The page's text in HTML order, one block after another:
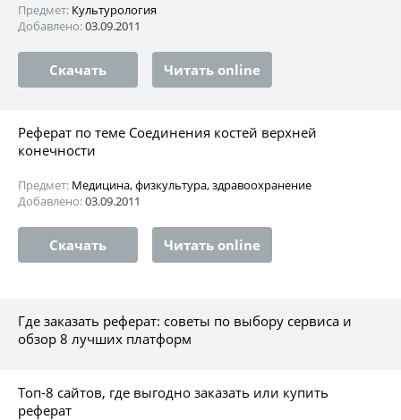
Предмет: Культурология
Добавлено:03.09.2011
Скачать Читать online
Реферат по теме Соединения костей верхней
конечности
Предмет: Медицина, физкультура, здравоохранение
Добавлено:03.09.2011
Скачать Читать online
Где заказать реферат: советы по выбору сервиса и
обзор 8 лучших платформ
Топ-8 сайтов, где выгодно заказать или купить
реферат